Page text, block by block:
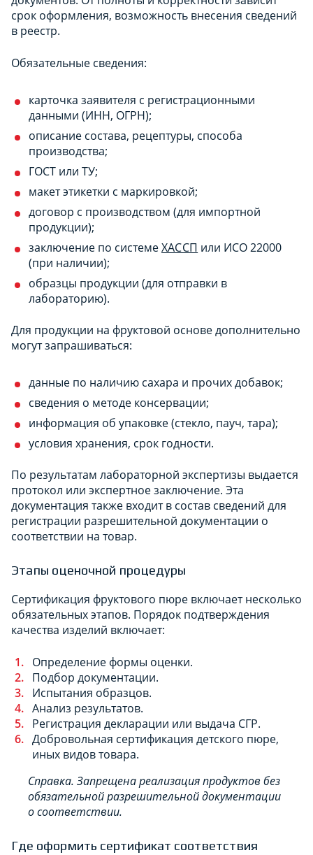
срок оформления, возможность внесения сведений
в реестр.
Обязательные сведения:
карточка заявителя с регистрационными
данными (ИНН, ОГРН);
описание состава, рецептуры, способа
производства;
ГОСТ или ТУ;
макет этикетки с маркировкой;
договор с производством (для импортной
продукции);
заключение по системеХАССП или ИСО 22000
(при наличии);
образцы продукции (для отправки в
лабораторию).
Для продукции на фруктовой основе дополнительно
могут запрашиваться:
данные по наличию сахара и прочих добавок;
сведения о методе консервации;
информация об упаковке (стекло, пауч, тара);
условия хранения, срок годности.
По результатам лабораторной экспертизы выдается
протокол или экспертное заключение. Эта
документация также входит в состав сведений для
регистрации разрешительной документации о
соответствии на товар.
Этапы оценочной процедуры
Сертификация фруктового пюре включает несколько
обязательных этапов. Порядок подтверждения
качества изделий включает:
Определение формы оценки.
Подбор документации.
Испытания образцов.
Анализ результатов.
Регистрация декларации или выдача СГР.
Добровольная сертификация детского пюре,
иных видов товара.
Справка. Запрещена реализация продуктов без
обязательной разрешительной документации
о соответствии.
Где оформить сертификат соответствия